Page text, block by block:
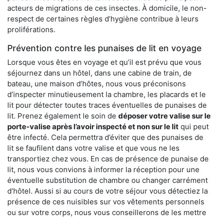
acteurs de migrations de ces insectes. À domicile, le non-
respect de certaines règles d’hygiène contribue à leurs
proliférations.
Prévention contre les punaises de lit en voyage
Lorsque vous êtes en voyage et qu’il est prévu que vous
séjournez dans un hôtel, dans une cabine de train, de
bateau, une maison d’hôtes, nous vous préconisons
d’inspecter minutieusement la chambre, les placards et le
lit pour détecter toutes traces éventuelles de punaises de
lit. Prenez également le soin de déposer votre valise sur le
porte-valise après l’avoir inspecté et non sur le lit qui peut
être infecté. Cela permettra d’éviter que des punaises de
lit se faufilent dans votre valise et que vous ne les
transportiez chez vous. En cas de présence de punaise de
lit, nous vous convions à informer la réception pour une
éventuelle substitution de chambre ou changer carrément
d’hôtel. Aussi si au cours de votre séjour vous détectiez la
présence de ces nuisibles sur vos vêtements personnels
ou sur votre corps, nous vous conseillerons de les mettre